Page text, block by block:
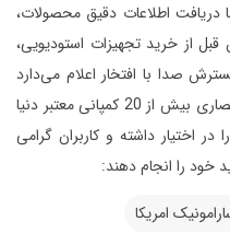
با دریافت اطلاعات دقیق محصولات،
از خرید تجهیزات استودیویی،
صدا با افتخار اعلام می‌دارد
این مجموعه در حال حاضر نمایندگی انحصاری بیش از 20 کمپانی معتبر دنیا
اختیار داشته و کاربران گرامی
خود را انجام دهند:
امریکا